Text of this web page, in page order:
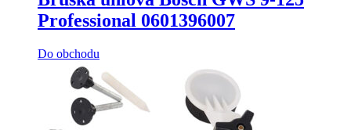
Professional 0601396007
Do obchodu